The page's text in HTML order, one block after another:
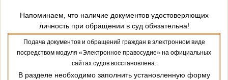
Напоминаем, что наличие документов удостоверяющих
личность при обращении в суд обязательна!
Подача документов и обращений граждан в электронном виде
посредством модуля «Электронное правосудие» на официальных
сайтах судов восстановлена.
В разделе необходимо заполнить установленную форму